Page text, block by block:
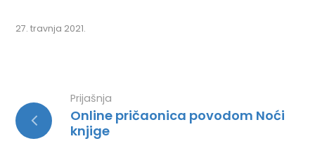
27. travnja 2021.
Prijašnja
Online pričaonica povodom Noći
knjige